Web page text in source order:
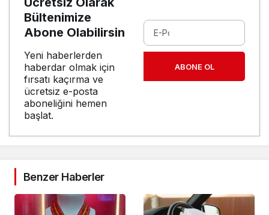
Bültenimize
Abone Olabilirsin
Yeni haberlerden
haberdar olmak için
fırsatı kaçırma ve
ücretsiz e-posta
aboneliğini hemen
başlat.
ABONE OL
Benzer Haberler